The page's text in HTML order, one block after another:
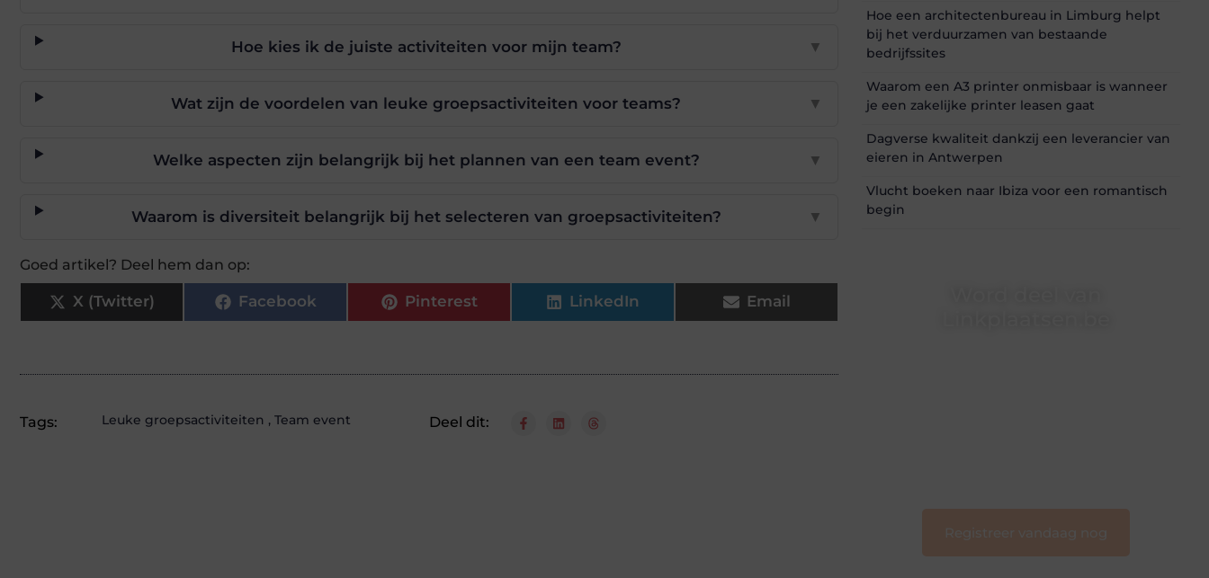
Hoe kies ik de juiste activiteiten voor mijn team? ▼
Wat zijn de voordelen van leuke groepsactiviteiten voor teams? ▼
Welke aspecten zijn belangrijk bij het plannen van een team event? ▼
Waarom is diversiteit belangrijk bij het selecteren van groepsactiviteiten? ▼
Goed artikel? Deel hem dan op:
X (Twitter) Facebook Pinterest LinkedIn Email
Tags: Leuke groepsactiviteiten , Team event Deel dit:
Hoe een architectenbureau in Limburg helpt
bij het verduurzamen van bestaande
bedrijfssites
Waarom een A3 printer onmisbaar is wanneer
je een zakelijke printer leasen gaat
Dagverse kwaliteit dankzij een leverancier van
eieren in Antwerpen
Vlucht boeken naar Ibiza voor een romantisch
begin